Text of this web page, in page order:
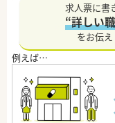
求人票に書
“詳しい
をお伝え